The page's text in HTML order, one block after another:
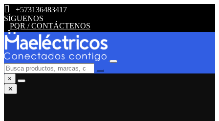
+573136483417
SÍGUENOS
PQR / CONTÁCTENOS
×
✕